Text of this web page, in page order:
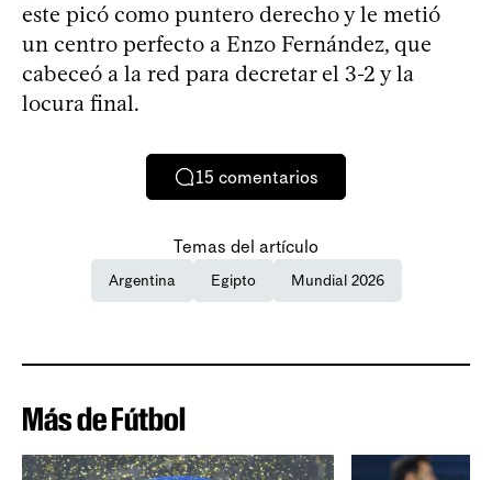
este picó como puntero derecho y le metió
un centro perfecto a Enzo Fernández, que
cabeceó a la red para decretar el 3-2 y la
locura final.
15 comentarios
Temas del artículo
Argentina Egipto Mundial 2026
Más de Fútbol